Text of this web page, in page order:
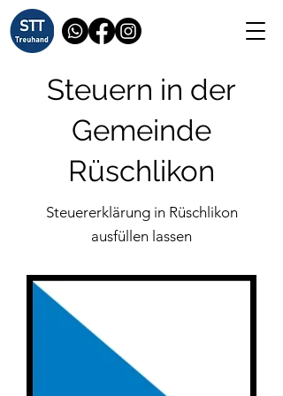
Steuern in der
Gemeinde
Rüschlikon
Steuererklärung in Rüschlikon
ausfüllen lassen